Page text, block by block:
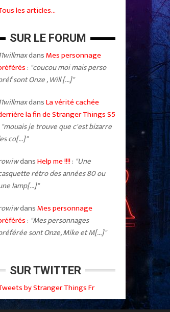
les articles...
SUR LE FORUM
11willmaxdansMes personnage
: "coucou moi mais perso
sont Onze , Will [...]"
11willmaxdansLa vérité cachée
la fin de Stranger Things S5
"mouais je trouve que c'est bizarre
co[...]"
dansHelp me !!!!: "Une
rétro des années 80 ou
lamp[...]"
dansMes personnage
: "Mes personnages
sont Onze, Mike et M[...]"
SUR TWITTER
by Stranger Things Fr